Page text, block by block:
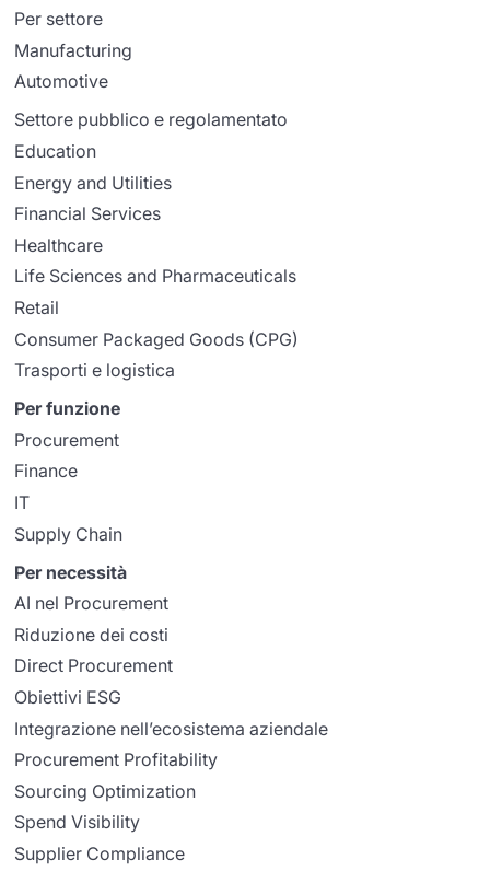
Per settore
Manufacturing
Automotive
Settore pubblico e regolamentato
Education
Energy and Utilities
Financial Services
Healthcare
Life Sciences and Pharmaceuticals
Retail
Consumer Packaged Goods (CPG)
Trasporti e logistica
Per funzione
Procurement
Finance
IT
Supply Chain
Per necessità
AI nel Procurement
Riduzione dei costi
Direct Procurement
Obiettivi ESG
Integrazione nell’ecosistema aziendale
Procurement Profitability
Sourcing Optimization
Spend Visibility
Supplier Compliance